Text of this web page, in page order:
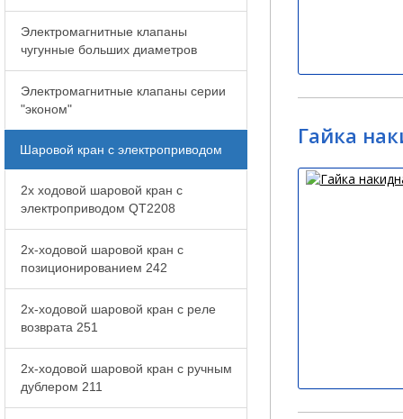
Гайка
Электромагнитные клапаны
чугунные больших диаметров
Электромагнитные клапаны серии
"эконом"
Шаровой кран с электроприводом
2x ходовой шаровой кран с
электроприводом QT2208
2x-ходовой шаровой кран с
позиционированием 242
2x-ходовой шаровой кран с реле
возврата 251
2x-ходовой шаровой кран с ручным
дублером 211